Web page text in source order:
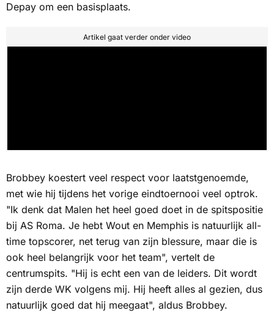
Depay om een basisplaats.
Artikel gaat verder onder video
Brobbey koestert veel respect voor laatstgenoemde,
met wie hij tijdens het vorige eindtoernooi veel optrok.
"Ik denk dat Malen het heel goed doet in de spitspositie
bij AS Roma. Je hebt Wout en Memphis is natuurlijk all-
time topscorer, net terug van zijn blessure, maar die is
ook heel belangrijk voor het team", vertelt de
centrumspits. "Hij is echt een van de leiders. Dit wordt
zijn derde WK volgens mij. Hij heeft alles al gezien, dus
natuurlijk goed dat hij meegaat", aldus Brobbey.